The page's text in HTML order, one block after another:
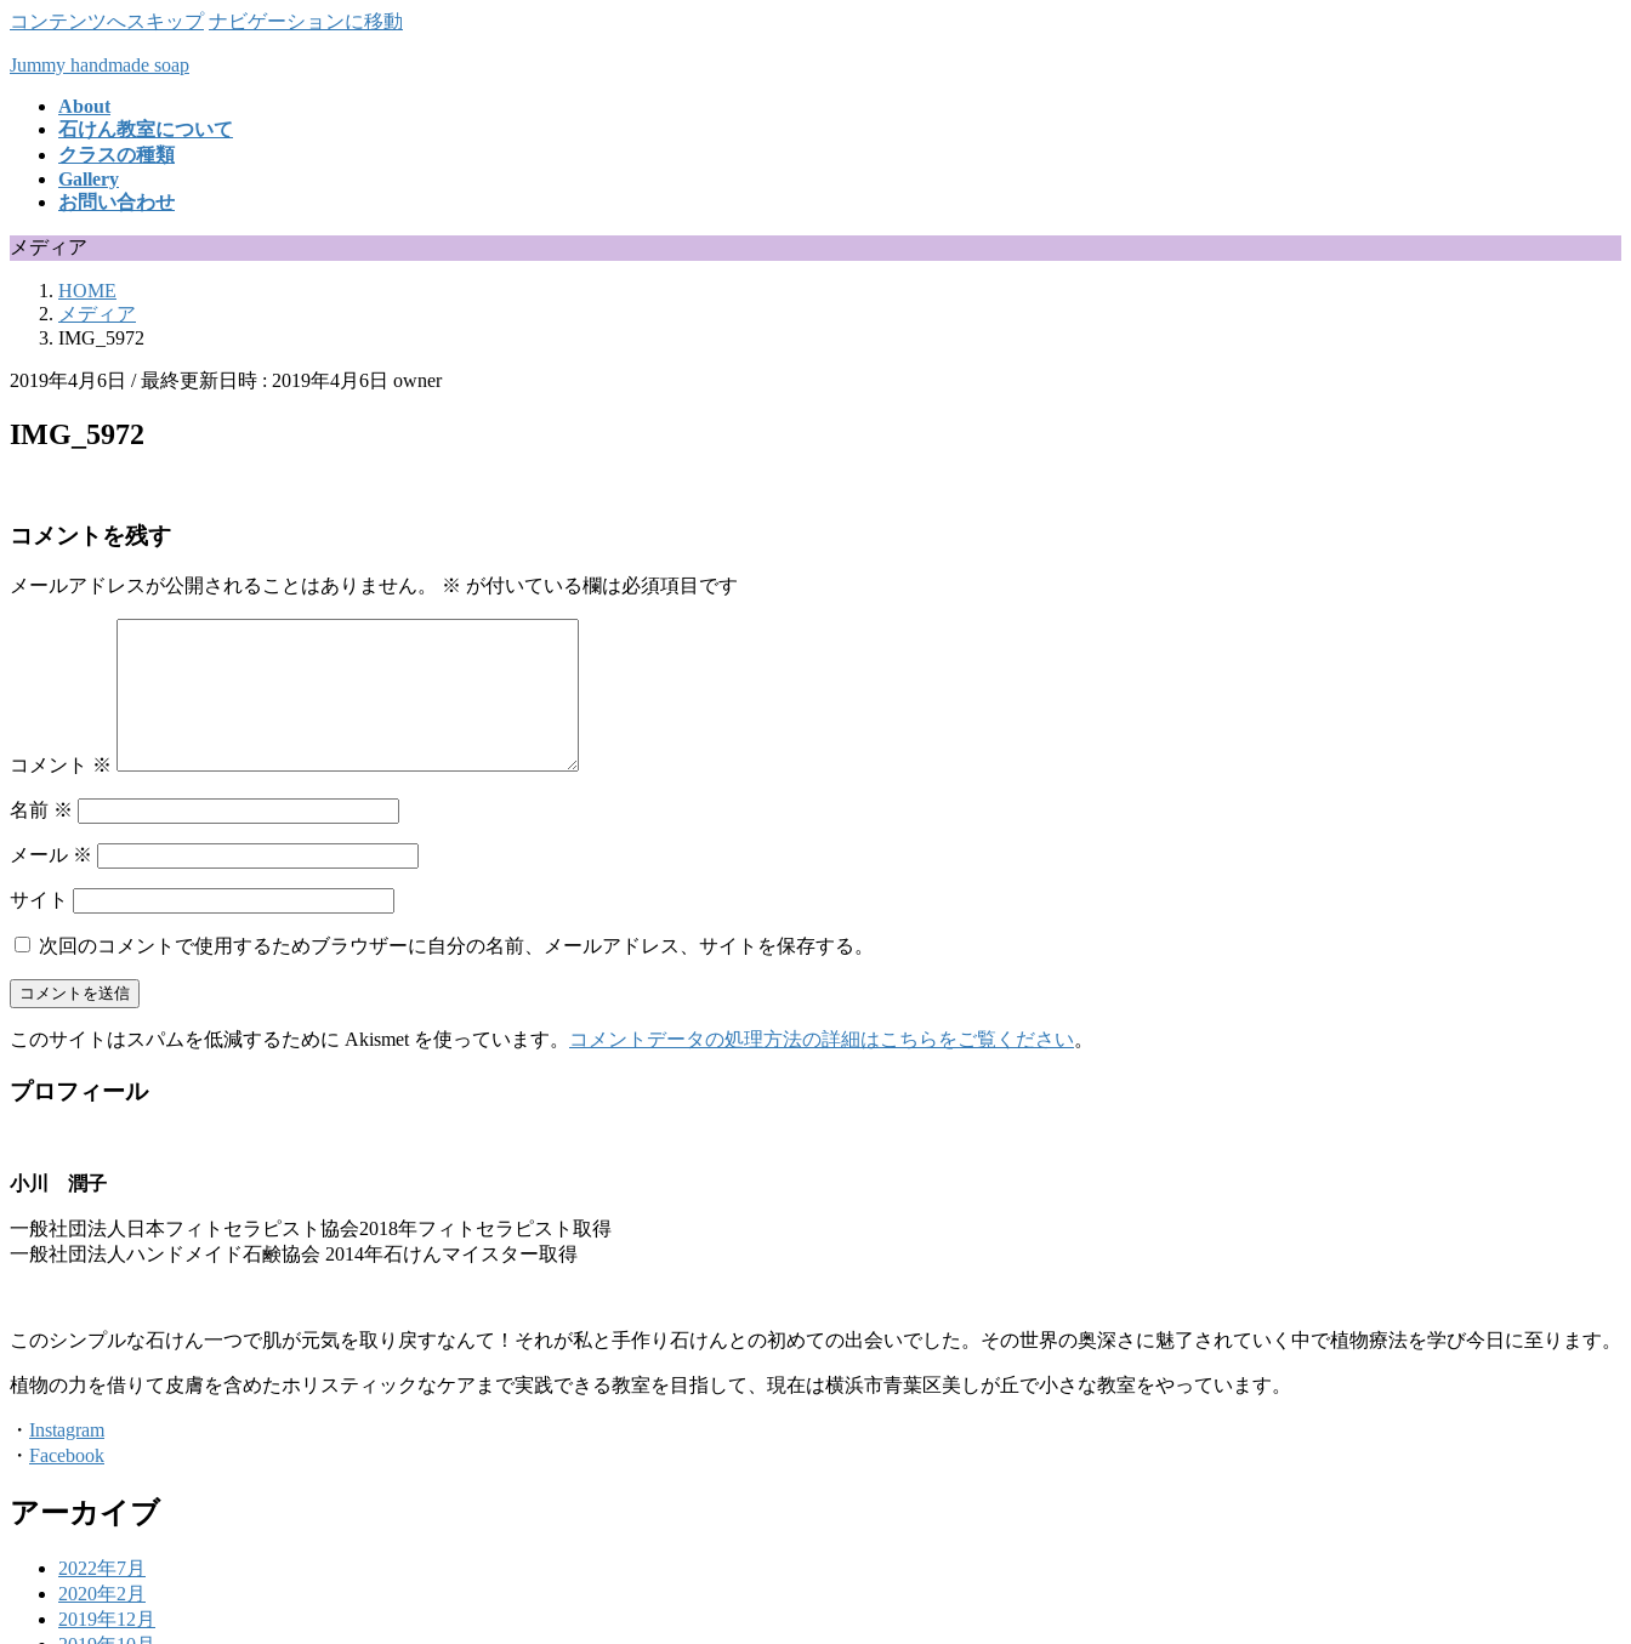
コンテンツへスキップ ナビゲーションに移動
Jummy handmade soap
About
石けん教室について
クラスの種類
Gallery
お問い合わせ
メディア
HOME
メディア
IMG_5972
2019年4月6日 / 最終更新日時 : 2019年4月6日 owner
IMG_5972
コメントを残す
メールアドレスが公開されることはありません。 ※ が付いている欄は必須項目です
コメント ※
名前 ※
メール ※
サイト
次回のコメントで使用するためブラウザーに自分の名前、メールアドレス、サイトを保存する。
このサイトはスパムを低減するために Akismet を使っています。 コメントデータの処理方法の詳細はこちらをご覧ください。
プロフィール
小川 潤子
一般社団法人日本フィトセラピスト協会2018年フィトセラピスト取得
一般社団法人ハンドメイド石鹸協会 2014年石けんマイスター取得
このシンプルな石けん一つで肌が元気を取り戻すなんて！それが私と手作り石けんとの初めての出会いでした。その世界の奥深さに魅了されていく中で植物療法を学び今日に至ります。
植物の力を借りて皮膚を含めたホリスティックなケアまで実践できる教室を目指して、現在は横浜市青葉区美しが丘で小さな教室をやっています。
・ Instagram
・ Facebook
アーカイブ
2022年7月
2020年2月
2019年12月